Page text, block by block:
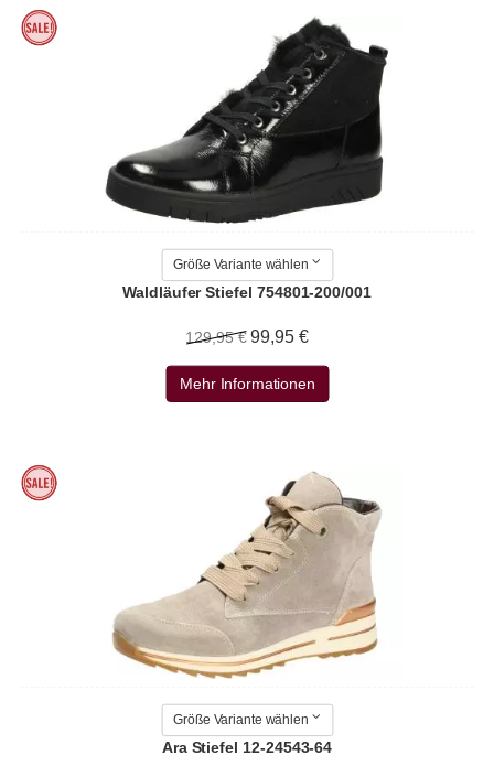
Größe Variante wählen
Waldläufer Stiefel 754801-200/001
129,95 € 99,95 €
Mehr Informationen
Größe Variante wählen
Ara Stiefel 12-24543-64